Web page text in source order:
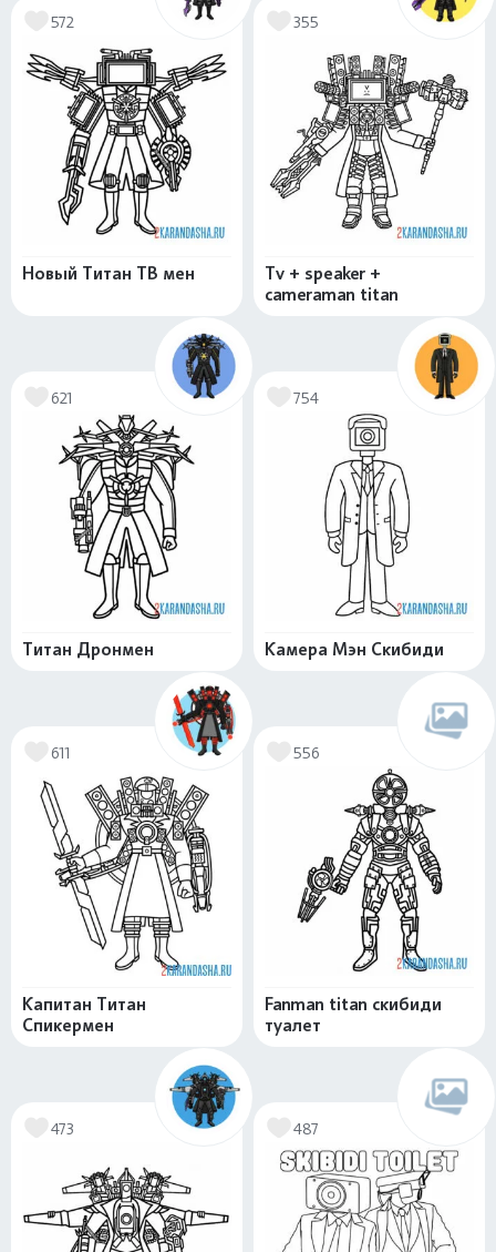
572
Новый Титан ТВ мен
355
Tv + speaker +
cameraman titan
621
Титан Дронмен
754
Камера Мэн Скибиди
611
Капитан Титан
Спикермен
556
Fanman titan скибиди
туалет
473 487